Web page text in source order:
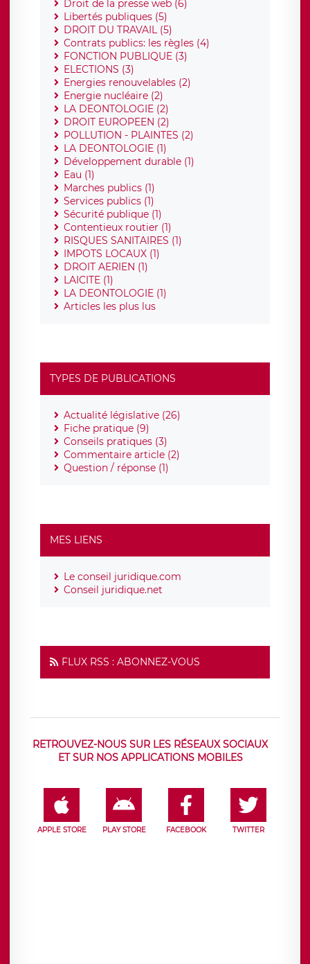
Droit de la presse web (6)
Libertés publiques (5)
DROIT DU TRAVAIL (5)
Contrats publics: les règles (4)
FONCTION PUBLIQUE (3)
ELECTIONS (3)
Energies renouvelables (2)
Energie nucléaire (2)
LA DEONTOLOGIE (2)
DROIT EUROPEEN (2)
POLLUTION - PLAINTES (2)
LA DEONTOLOGIE (1)
Développement durable (1)
Eau (1)
Marches publics (1)
Services publics (1)
Sécurité publique (1)
Contentieux routier (1)
RISQUES SANITAIRES (1)
IMPOTS LOCAUX (1)
DROIT AERIEN (1)
LAICITE (1)
LA DEONTOLOGIE (1)
Articles les plus lus
TYPES DE PUBLICATIONS
Actualité législative (26)
Fiche pratique (9)
Conseils pratiques (3)
Commentaire article (2)
Question / réponse (1)
MES LIENS
Le conseil juridique.com
Conseil juridique.net
FLUX RSS : ABONNEZ-VOUS
RETROUVEZ-NOUS SUR LES RÉSEAUX SOCIAUX
ET SUR NOS APPLICATIONS MOBILES
APPLE STORE PLAY STORE FACEBOOK TWITTER